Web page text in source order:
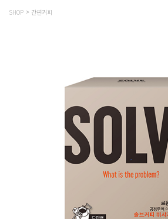
SHOP 간편커피